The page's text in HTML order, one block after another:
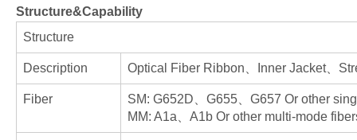
Structure&Capability
Structure
Description Optical Fiber Ribbon、Inner Jacket、
Fiber
SM: G652D、G655、G657 Or other
MM: A1a、A1b Or other multi-mode